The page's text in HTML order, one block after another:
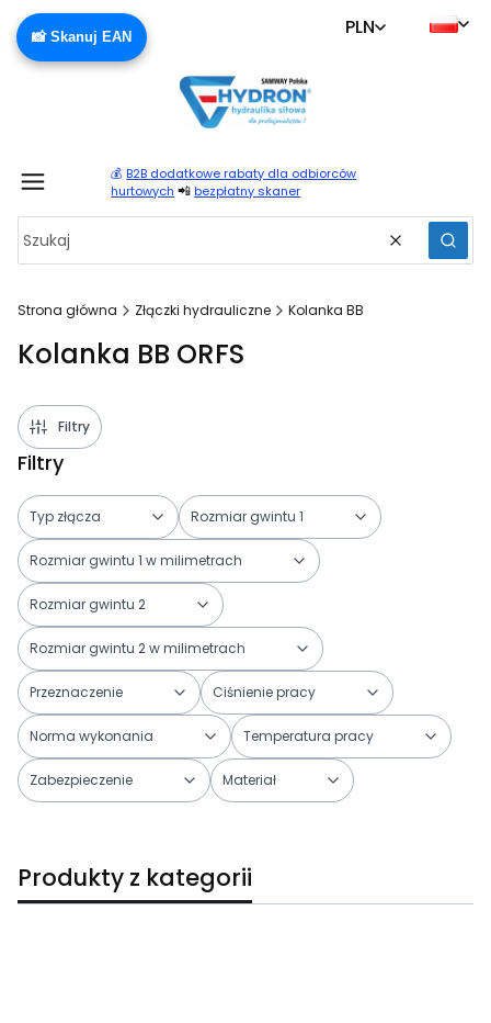
📸 Skanuj EAN PLN
💰 B2B dodatkowe rabaty dla odbiorców
hurtowych 📲 bezpłatny skaner
Wyczyść
Strona główna Złączki hydrauliczne Kolanka BB
Kolanka BB ORFS
Filtry
Filtry
Typ złącza Rozmiar gwintu 1
Rozmiar gwintu 1 w milimetrach
Rozmiar gwintu 2
Rozmiar gwintu 2 w milimetrach
Przeznaczenie Ciśnienie pracy
Norma wykonania Temperatura pracy
Zabezpieczenie Materiał
Produkty z kategorii